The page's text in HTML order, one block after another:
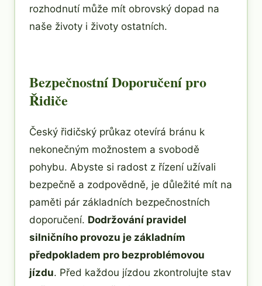
rozhodnutí může mít obrovský dopad na
naše životy i životy ostatních.
Bezpečnostní Doporučení pro
Řidiče
Český řidičský průkaz otevírá bránu k
nekonečným možnostem a svobodě
pohybu. Abyste si radost z řízení užívali
bezpečně a zodpovědně, je důležité mít na
paměti pár základních bezpečnostních
doporučení. Dodržování pravidel
silničního provozu je základním
předpokladem pro bezproblémovou
jízdu. Před každou jízdou zkontrolujte stav